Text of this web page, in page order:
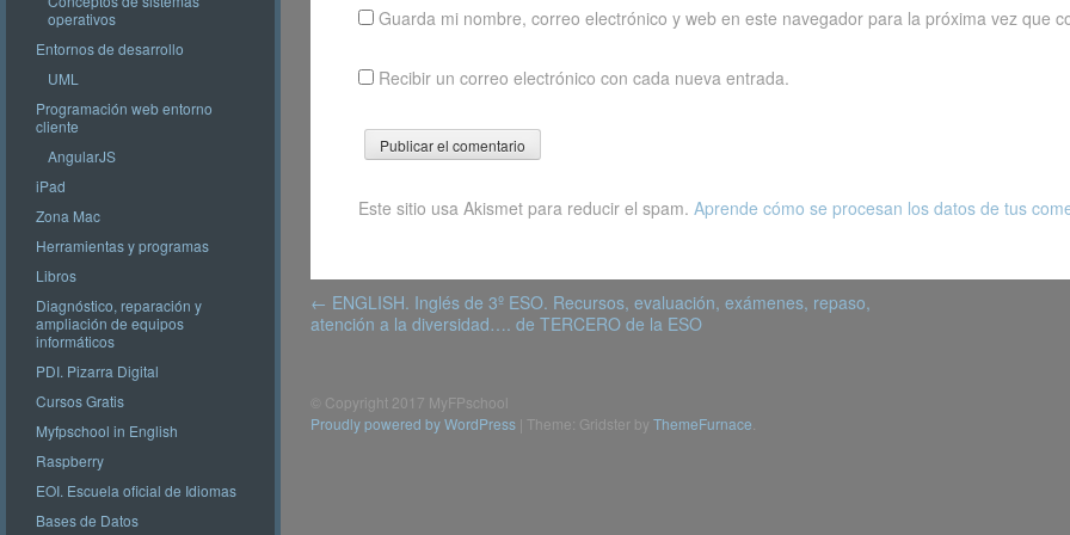
operativos
Entornos de desarrollo
UML
Programación web entorno
cliente
AngularJS
iPad
Zona Mac
Herramientas y programas
Libros
Diagnóstico, reparación y
ampliación de equipos
informáticos
PDI. Pizarra Digital
Cursos Gratis
Myfpschool in English
Raspberry
EOI. Escuela oficial de Idiomas
Bases de Datos
Guarda mi nombre, correo electrónico y web en este navegador para la próxima vez que
Recibir un correo electrónico con cada nueva entrada.
Este sitio usa Akismet para reducir el spam. Aprende cómo se procesan los datos de tus
navigation
← ENGLISH. Inglés de 3º ESO. Recursos, evaluación, exámenes, repaso,
atención a la diversidad…. de TERCERO de la ESO
© Copyright 2017 MyFPschool
Proudly powered by WordPress Theme: Gridster by ThemeFurnace